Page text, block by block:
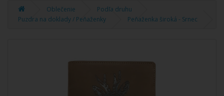
Oblečenie
Podľa druhu
Puzdra na doklady / Peňaženky
Peňaženka široká - Srnec